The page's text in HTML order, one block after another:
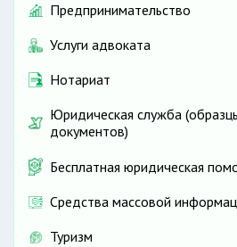
Предпринимательство
Услуги адвоката
Нотариат
Юридическая служба
документов)
Бесплатная юридическая
Средства массовой
Туризм